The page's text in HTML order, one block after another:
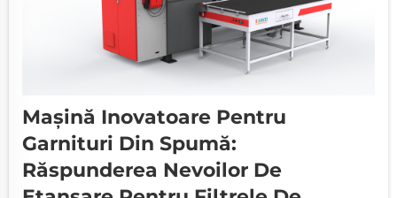
Mașină Inovatoare Pentru
Garnituri Din Spumă:
Răspunderea Nevoilor De